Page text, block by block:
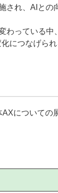
され、AIと
わっている
につなげら
について